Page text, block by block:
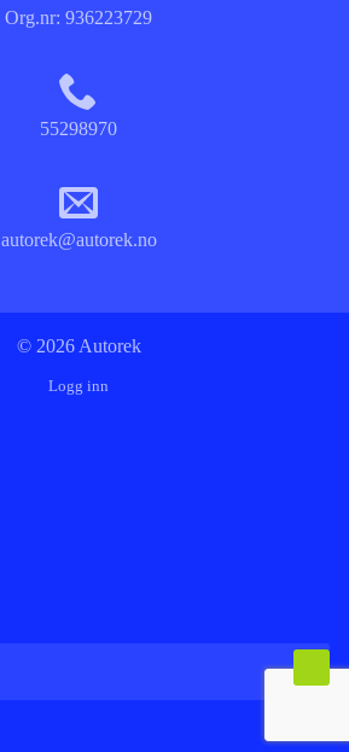
Org.nr: 936223729
55298970
autorek@autorek.no
© 2026 Autorek
Logg inn